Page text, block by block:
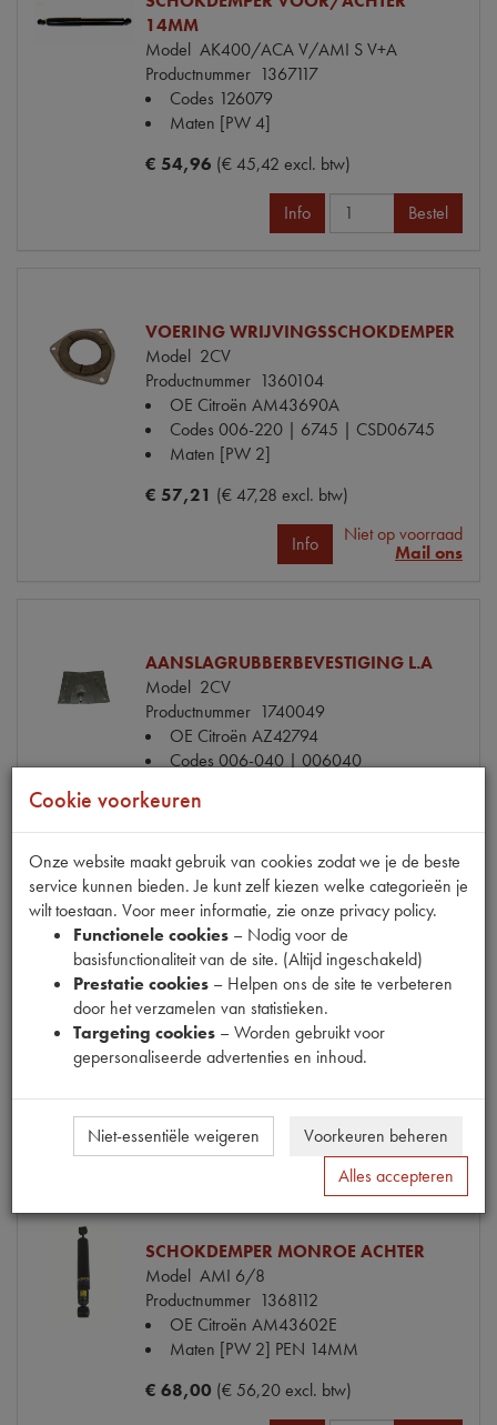
14MM
Model AK400/ACA V/AMI S V+A
Productnummer 1367117
Codes 126079
Maten [PW 4]
€ 54,96 (€ 45,42 excl. btw)
Info Bestel
VOERING WRIJVINGSSCHOKDEMPER
Model 2CV
Productnummer 1360104
OE Citroën AM43690A
Codes 006-220 | 6745 | CSD06745
Maten [PW 2]
€ 57,21 (€ 47,28 excl. btw)
Info
Niet op voorraad
Mail ons
AANSLAGRUBBERBEVESTIGING L.A
Model 2CV
Productnummer 1740049
OE Citroën AZ42794
Codes 006-040 | 006040
€ 104,60
Info Bestel
AANSLAGRUBBERBEVESTIGING R.A
Model2CV
Productnummer 1740050
OE CitroënAZ42794A
Info Bestel
SCHOKDEMPER MONROE ACHTER
Model AMI 6/8
Productnummer 1368112
OE Citroën AM43602E
Maten [PW 2] PEN 14MM
€ 68,00 (€ 56,20 excl. btw)
Cookie voorkeuren
Onze website maakt gebruik van cookies zodat we je de beste
service kunnen bieden. Je kunt zelf kiezen welke categorieën je
wilt toestaan. Voor meer informatie, zie onze privacy policy.
Functionele cookies – Nodig voor de
basisfunctionaliteit van de site. (Altijd ingeschakeld)
Prestatie cookies – Helpen ons de site te verbeteren
door het verzamelen van statistieken.
Targeting cookies – Worden gebruikt voor
gepersonaliseerde advertenties en inhoud.
Niet-essentiële weigeren
Voorkeuren beheren
Alles accepteren